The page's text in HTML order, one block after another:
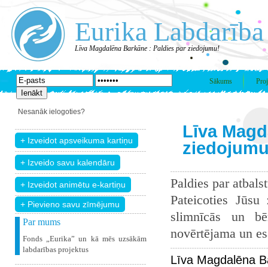
Eurika Labdarība
Līva Magdalēna Barkāne : Paldies par ziedojumu!
Sākums
Nesanāk ielogoties?
+ Pievieno savu zīmējumu
Par mums
Fonds „Eurika” un kā mēs uzsākām
labdarības projektus
Līva
Paldies par
Pateicoties
slimnīcās un
novērtējama un
Līva Magdalēna